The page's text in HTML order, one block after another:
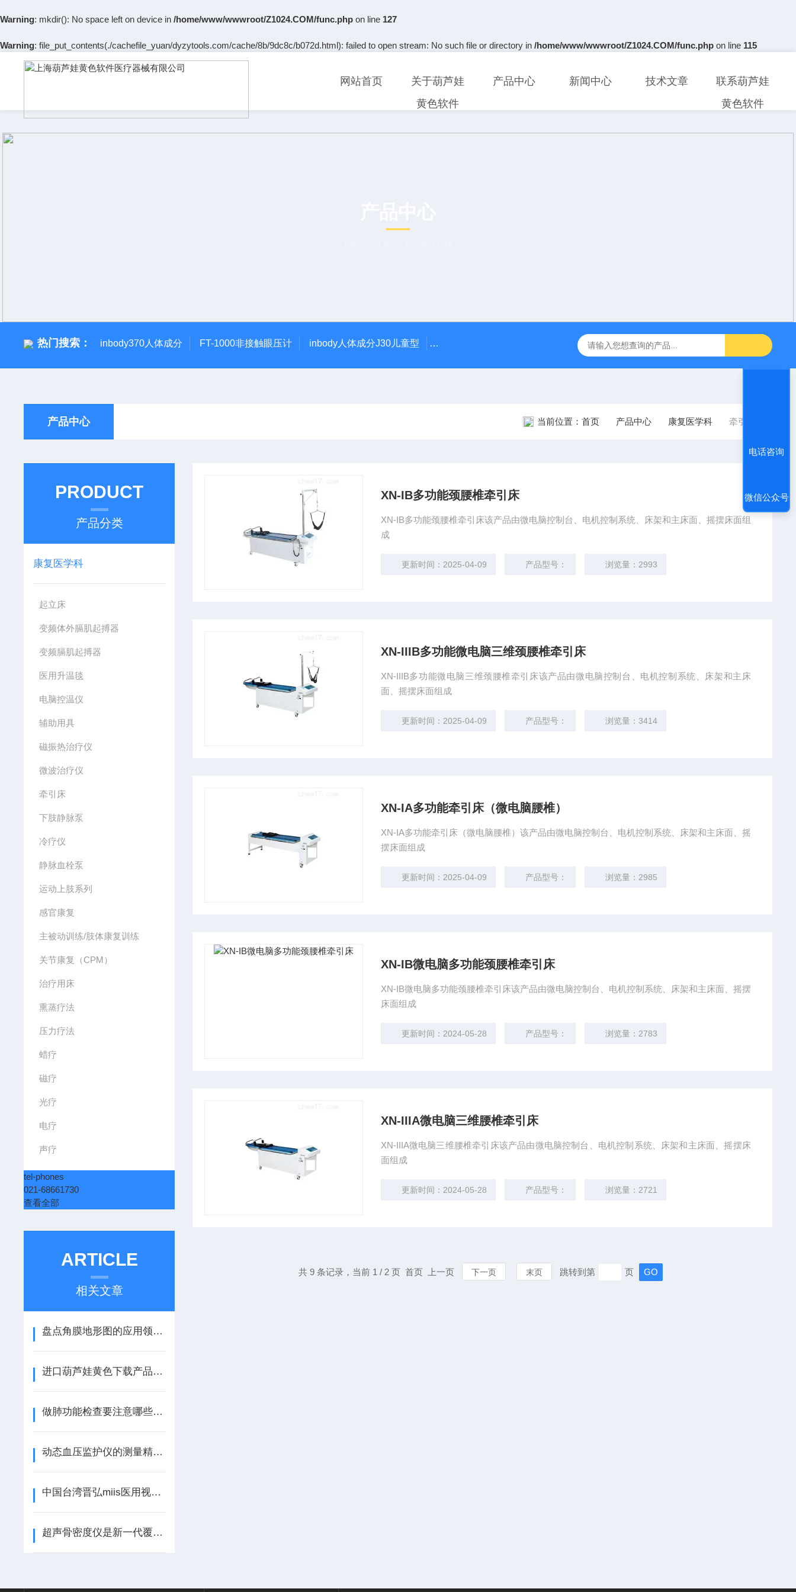
Warning: mkdir(): No space left on device in /home/www/wwwroot/Z1024.COM/func.php on line 127
Warning: file_put_contents(./cachefile_yuan/dyzytools.com/cache/8b/9dc8c/b072d.html): failed to open stream: No such file or directory in /home/www/wwwroot/Z1024.COM/func.php on line 115
网站首页
关于葫芦娃
黄色软件
产品中心 新闻中心 技术文章
联系葫芦娃
黄色软件
热门搜索： inbody370人体成分 FT-1000非接触眼压计 inbody人体成分J30儿童型 5900型美国DJO吞咽障碍神经和肌肉刺激理疗仪 飞利浦半自动体外除颤仪 FRX （
产品中心 当前位置： 首页 产品中心 康复医学科 牵引床
PRODUCT
产品分类
康复医学科
起立床
变频体外膈肌起搏器
变频膈肌起搏器
医用升温毯
电脑控温仪
辅助用具
磁振热治疗仪
微波治疗仪
牵引床
下肢静脉泵
冷疗仪
静脉血栓泵
运动上肢系列
感官康复
主被动训练/肢体康复训练
关节康复（CPM）
治疗用床
熏蒸疗法
压力疗法
蜡疗
磁疗
光疗
电疗
声疗
tel-phones
021-68661730
查看全部
ARTICLE
相关文章
盘点角膜地形图的应用领域和案例
进口葫芦娃黄色下载产品选购新指南
做肺功能检查要注意哪些事情呢？
动态血压监护仪的测量精度与数据可靠性分析
中国台湾晋弘miis医用视频数码鼓膜检耳镜
超声骨密度仪是新一代覆盖全年龄段使用的骨密度仪
XN-IB多功能颈腰椎牵引床
XN-IB多功能颈腰椎牵引床该产品由微电脑控制台、电机控制系统、床架和主床面、摇摆床面组
成
更新时间：2025-04-09 产品型号： 浏览量：2993
XN-IIIB多功能微电脑三维颈腰椎牵引床
XN-IIIB多功能微电脑三维颈腰椎牵引床该产品由微电脑控制台、电机控制系统、床架和主床
面、摇摆床面组成
更新时间：2025-04-09 产品型号： 浏览量：3414
XN-IA多功能牵引床（微电脑腰椎）
XN-IA多功能牵引床（微电脑腰椎）该产品由微电脑控制台、电机控制系统、床架和主床面、摇
摆床面组成
更新时间：2025-04-09 产品型号： 浏览量：2985
XN-IB微电脑多功能颈腰椎牵引床
XN-IB微电脑多功能颈腰椎牵引床该产品由微电脑控制台、电机控制系统、床架和主床面、摇摆
床面组成
更新时间：2024-05-28 产品型号： 浏览量：2783
XN-IIIA微电脑三维腰椎牵引床
XN-IIIA微电脑三维腰椎牵引床该产品由微电脑控制台、电机控制系统、床架和主床面、摇摆床
面组成
更新时间：2024-05-28 产品型号： 浏览量：2721
共 9 条记录，当前 1 / 2 页 首页 上一页 下一页 末页 跳转到第 页
电话咨询
微信公众号